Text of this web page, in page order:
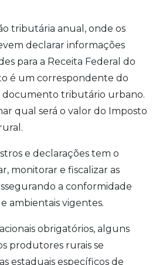
tributária anual, onde os
declarar informações
para a Receita Federal do
é um correspondente do
documento tributário urbano.
qual será o valor do Imposto
e declarações tem o
monitorar e fiscalizar as
a conformidade
ambientais vigentes.
obrigatórios, alguns
produtores rurais se
estaduais específicos de